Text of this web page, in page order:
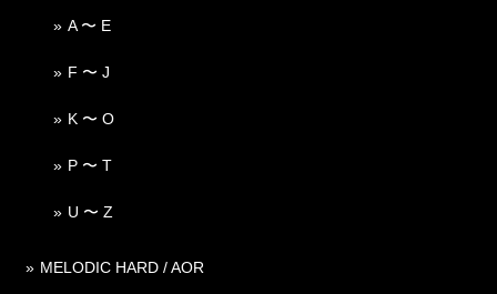
A 〜 E
F 〜 J
K 〜 O
P 〜 T
U 〜 Z
MELODIC HARD / AOR